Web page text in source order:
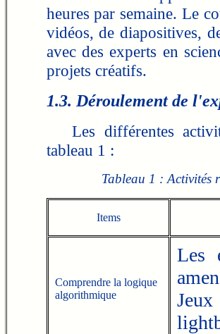
heures par semaine. Le
vidéos, de diapositives,
avec des experts en
projets créatifs.
1.3. Déroulement de
Les différentes
tableau 1 :
Tableau 1 : Activités
Items
Comprendre la logique
algorithmique
Les